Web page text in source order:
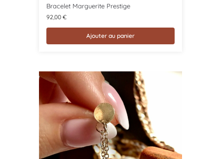
Bracelet Marguerite Prestige
92,00 €
Ajouter au panier